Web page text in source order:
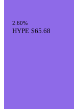
2.60%
HYPE $65.68